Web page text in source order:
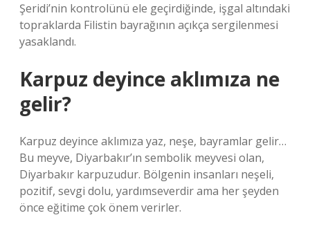
Şeridi’nin kontrolünü ele geçirdiğinde, işgal altındaki
topraklarda Filistin bayrağının açıkça sergilenmesi
yasaklandı.
Karpuz deyince aklımıza ne
gelir?
Karpuz deyince aklımıza yaz, neşe, bayramlar gelir…
Bu meyve, Diyarbakır’ın sembolik meyvesi olan,
Diyarbakır karpuzudur. Bölgenin insanları neşeli,
pozitif, sevgi dolu, yardımseverdir ama her şeyden
önce eğitime çok önem verirler.